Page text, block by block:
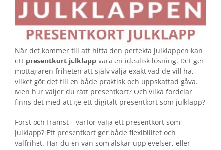
När det kommer till att hitta den perfekta julklappen kan
ett presentkort julklapp vara en idealisk lösning. Det ger
mottagaren friheten att själv välja exakt vad de vill ha,
vilket gör det till en både praktisk och uppskattad gåva.
Men hur väljer du rätt presentkort? Och vilka fördelar
finns det med att ge ett digitalt presentkort som julklapp?
Först och främst – varför välja ett presentkort som
julklapp? Ett presentkort ger både flexibilitet och
valfrihet. Har du en vän som älskar upplevelser, eller